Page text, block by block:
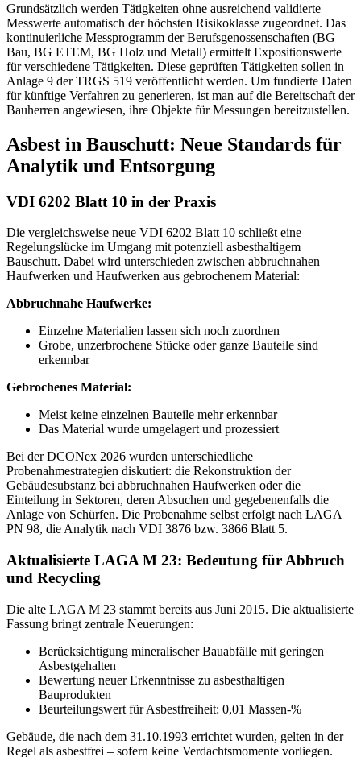
Grundsätzlich werden Tätigkeiten ohne ausreichend validierte
Messwerte automatisch der höchsten Risikoklasse zugeordnet. Das
kontinuierliche Messprogramm der Berufsgenossenschaften (BG
Bau, BG ETEM, BG Holz und Metall) ermittelt Expositionswerte
für verschiedene Tätigkeiten. Diese geprüften Tätigkeiten sollen in
Anlage 9 der TRGS 519 veröffentlicht werden. Um fundierte Daten
für künftige Verfahren zu generieren, ist man auf die Bereitschaft der
Bauherren angewiesen, ihre Objekte für Messungen bereitzustellen.
Asbest in Bauschutt: Neue Standards für
Analytik und Entsorgung
VDI 6202 Blatt 10 in der Praxis
Die vergleichsweise neue VDI 6202 Blatt 10 schließt eine
Regelungslücke im Umgang mit potenziell asbesthaltigem
Bauschutt. Dabei wird unterschieden zwischen abbruchnahen
Haufwerken und Haufwerken aus gebrochenem Material:
Abbruchnahe Haufwerke:
Einzelne Materialien lassen sich noch zuordnen
Grobe, unzerbrochene Stücke oder ganze Bauteile sind
erkennbar
Gebrochenes Material:
Meist keine einzelnen Bauteile mehr erkennbar
Das Material wurde umgelagert und prozessiert
Bei der DCONex 2026 wurden unterschiedliche
Probenahmestrategien diskutiert: die Rekonstruktion der
Gebäudesubstanz bei abbruchnahen Haufwerken oder die
Einteilung in Sektoren, deren Absuchen und gegebenenfalls die
Anlage von Schürfen. Die Probenahme selbst erfolgt nach LAGA
PN 98, die Analytik nach VDI 3876 bzw. 3866 Blatt 5.
Aktualisierte LAGA M 23: Bedeutung für Abbruch
und Recycling
Die alte LAGA M 23 stammt bereits aus Juni 2015. Die aktualisierte
Fassung bringt zentrale Neuerungen:
Berücksichtigung mineralischer Bauabfälle mit geringen
Asbestgehalten
Bewertung neuer Erkenntnisse zu asbesthaltigen
Bauprodukten
Beurteilungswert für Asbestfreiheit: 0,01 Massen-%
Gebäude, die nach dem 31.10.1993 errichtet wurden, gelten in der
Regel als asbestfrei – sofern keine Verdachtsmomente vorliegen.